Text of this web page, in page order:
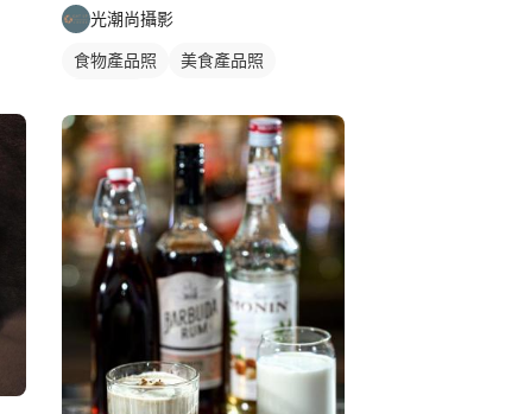
光潮尚攝影
食物產品照
美食產品照